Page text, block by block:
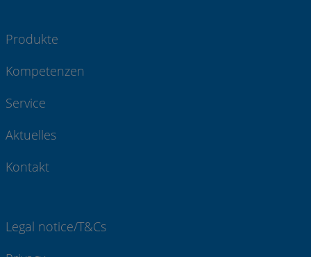
Produkte
Kompetenzen
Service
Aktuelles
Kontakt
Legal notice/T&Cs